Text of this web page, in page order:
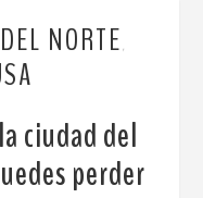
NORTE
ciudad del
perder